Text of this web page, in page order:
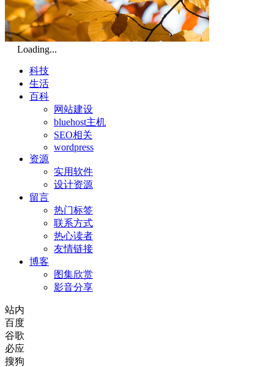
Loading...
科技
生活
百科
网站建设
bluehost主机
SEO相关
wordpress
资源
实用软件
设计资源
留言
热门标签
联系方式
热心读者
友情链接
博客
图集欣赏
影音分享
站内
百度
谷歌
必应
搜狗